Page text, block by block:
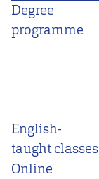
Degree
programme
English-
taught classes
Online